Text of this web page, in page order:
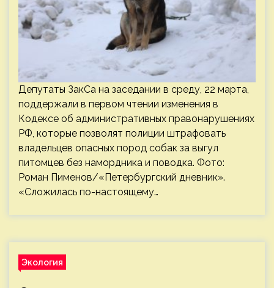
Депутаты ЗакСа на заседании в среду, 22 марта,
поддержали в первом чтении изменения в
Кодексе об административных правонарушениях
РФ, которые позволят полиции штрафовать
владельцев опасных пород собак за выгул
питомцев без намордника и поводка. Фото:
Роман Пименов/«Петербургский дневник».
«Сложилась по-настоящему…
Экология